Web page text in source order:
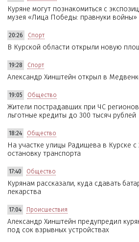
Куряне могут познакомиться с
музея «Лица Победы: правнуки войны»
20:26 Спорт
В Курской области открыли новую
19:28 Спорт
Александр Хинштейн открыл в
19:05 Общество
Жители пострадавших при ЧС регионов
льготные кредиты до 300 тысяч рублей
18:24 Общество
На участке улицы Радищева в Курске с
остановку транспорта
17:40 Общество
Курянам рассказали, куда сдавать
лекарства
17:04 Происшествия
Александр Хинштейн предупредил
под сок взрывных устройствах